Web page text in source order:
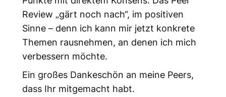
Review „gärt noch nach“, im positiven
Sinne – denn ich kann mir jetzt konkrete
Themen rausnehmen, an denen ich mich
verbessern möchte.
Ein großes Dankeschön an meine Peers,
dass Ihr mitgemacht habt.